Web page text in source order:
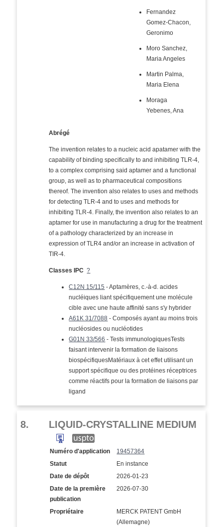
Fernandez
Gomez-Chacon,
Geronimo
Moro Sanchez,
Maria Angeles
Martin Palma,
Maria Elena
Moraga
Yebenes, Ana
Abrégé
The invention relates to a nucleic acid apatamer with the
capability of binding specifically to and inhibiting TLR-4,
to a complex comprising said aptamer and a functional
group, as well as to pharmaceutical compositions
thereof. The invention also relates to uses and methods
for detecting TLR-4 and to uses and methods for
inhibiting TLR-4. Finally, the invention also relates to an
aptamer for use in manufacturing a drug for the treatment
of a pathology characterized by an increase in
expression of TLR4 and/or an increase in activation of
TIR-4.
Classes IPC ?
C12N 15/115 - Aptamères, c.-à-d. acides
nucléiques liant spécifiquement une molécule
cible avec une haute affinité sans s'y hybrider
A61K 31/7088 - Composés ayant au moins trois
nucléosides ou nucléotides
G01N 33/566 - Tests immunologiquesTests
faisant intervenir la formation de liaisons
biospécifiquesMatériaux à cet effet utilisant un
support spécifique ou des protéines réceptrices
comme réactifs pour la formation de liaisons par
ligand
8. LIQUID-CRYSTALLINE MEDIUM
Numéro d'application
19457364
Statut
En instance
Date de dépôt
2026-01-23
Date de la première
publication
2026-07-30
Propriétaire
MERCK PATENT GmbH
(Allemagne)